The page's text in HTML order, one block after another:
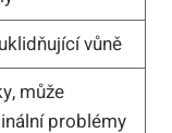
vůně
může
problémy